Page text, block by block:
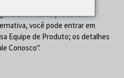
dos nossos produtos?
você pode entrar em
Equipe de Produto; os detalhes
Conosco".